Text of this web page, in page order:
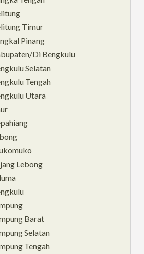
Timur
Pinang
Di Bengkulu
Selatan
Tengah
Utara
Lebong
Barat
Selatan
Tengah